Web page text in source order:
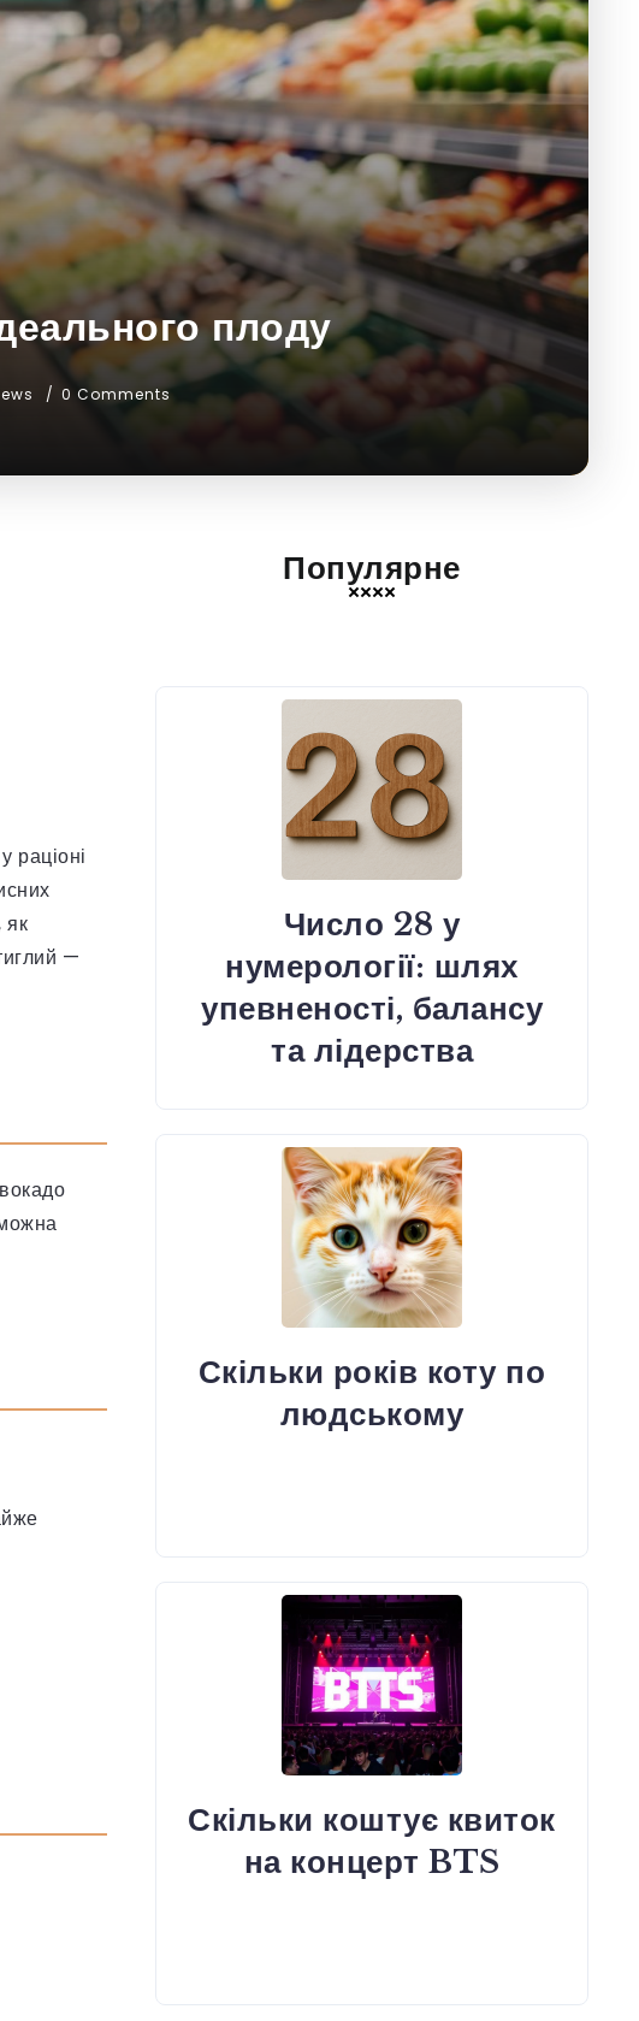
плоду
0 Comments
раціоні
як
—
Популярне
Число 28 у
нумерології: шлях
упевненості, балансу
та лідерства
Скільки років коту по
людському
Скільки коштує квиток
на концерт BTS